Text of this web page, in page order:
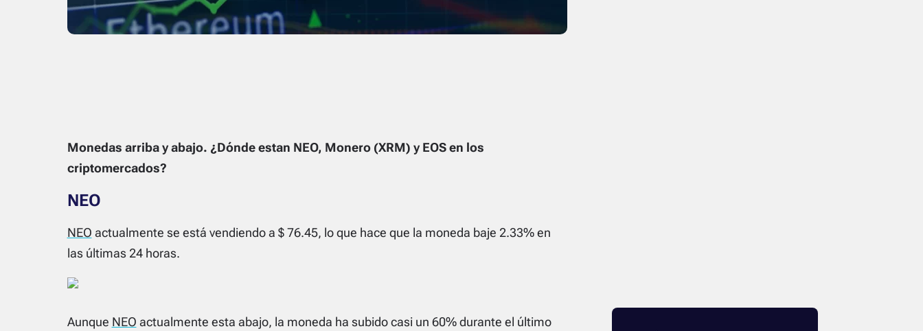
Monedas arriba y abajo. ¿Dónde estan NEO, Monero (XRM) y EOS en los
criptomercados?
NEO
NEO actualmente se está vendiendo a $ 76.45, lo que hace que la moneda baje 2.33% en
las últimas 24 horas.
Aunque NEO actualmente esta abajo, la moneda ha subido casi un 60% durante el último